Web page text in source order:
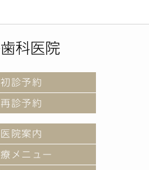
科医院
初診予約
再診予約
医院案内
メニュー